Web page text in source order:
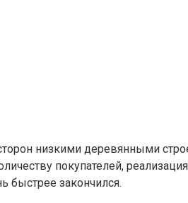
низкими деревянными
покупателей,
быстрее закончился.